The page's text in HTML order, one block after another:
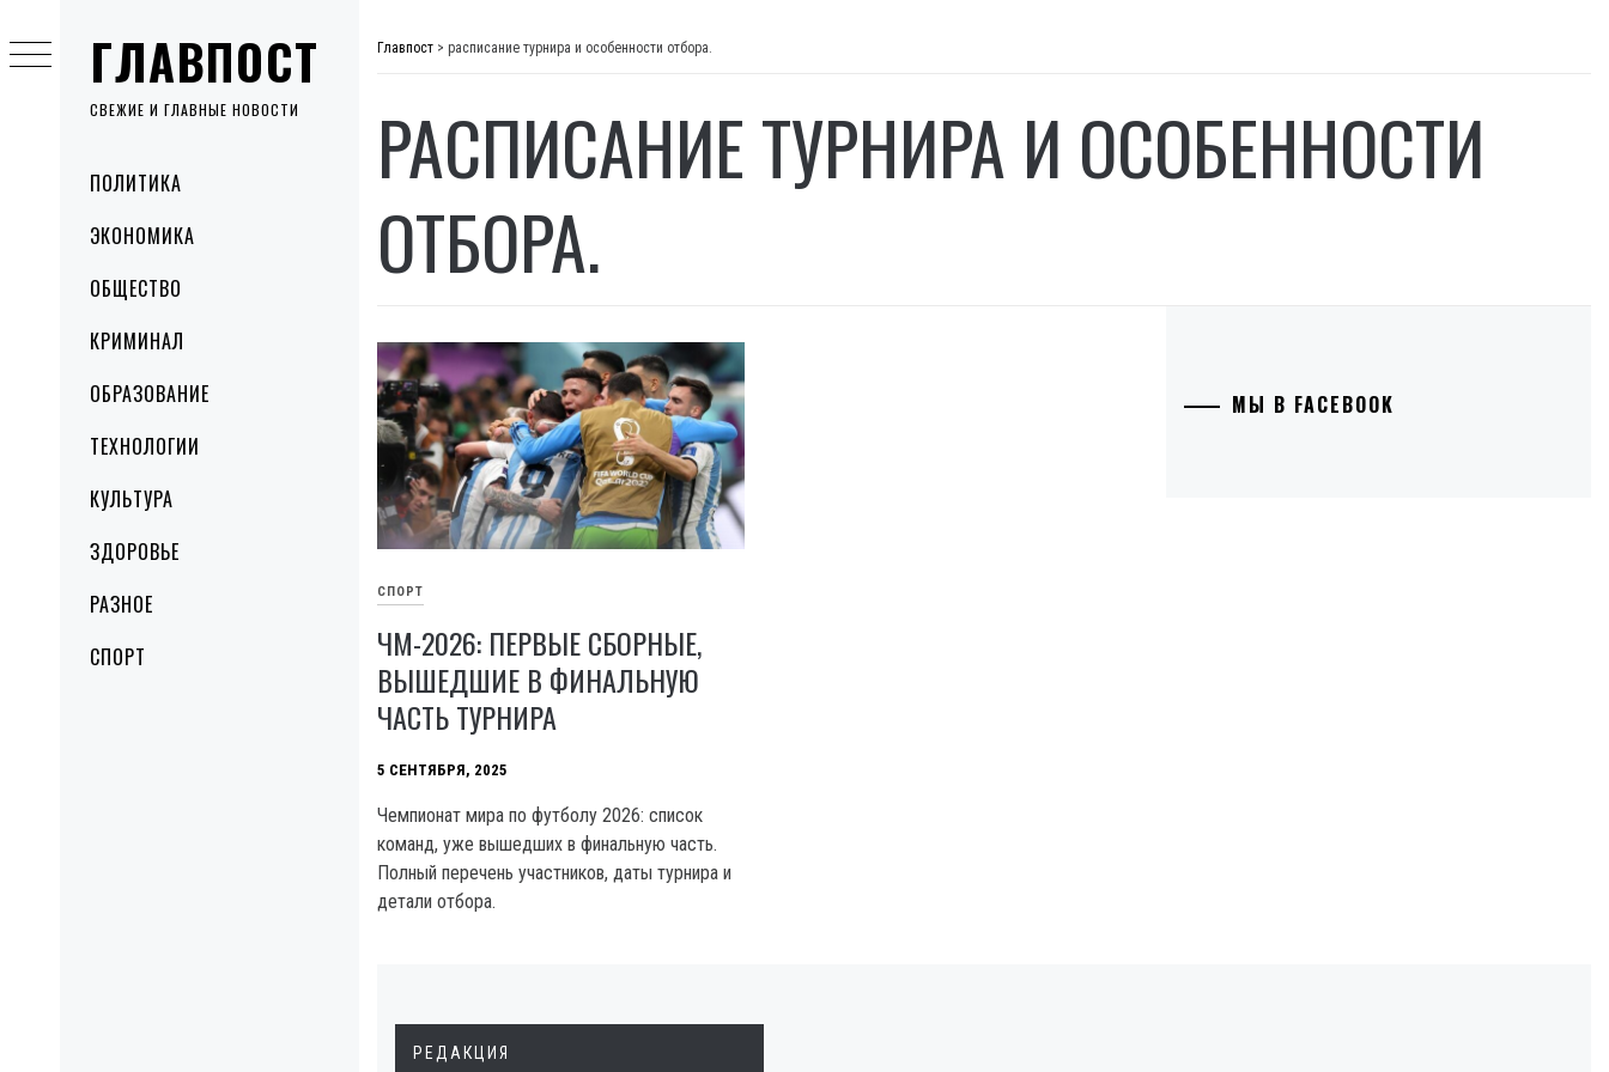
ГЛАВПОСТ
СВЕЖИЕ И ГЛАВНЫЕ НОВОСТИ
MenuПОЛИТИКА
ЭКОНОМИКА
ОБЩЕСТВО
КРИМИНАЛ
ОБРАЗОВАНИЕ
ТЕХНОЛОГИИ
КУЛЬТУРА
ЗДОРОВЬЕ
РАЗНОЕ
СПОРТ
to
content
Главпост > расписание турнира и особенности отбора.
РАСПИСАНИЕ ТУРНИРА И ОСОБЕННОСТИ
ОТБОРА.
СПОРТ
ЧМ-2026: ПЕРВЫЕ СБОРНЫЕ,
ВЫШЕДШИЕ В ФИНАЛЬНУЮ
ЧАСТЬ ТУРНИРА
5 СЕНТЯБРЯ, 2025
Чемпионат мира по футболу 2026: список
команд, уже вышедших в финальную часть.
Полный перечень участников, даты турнира и
детали отбора.
МЫ В FACEBOOK
РЕДАКЦИЯ